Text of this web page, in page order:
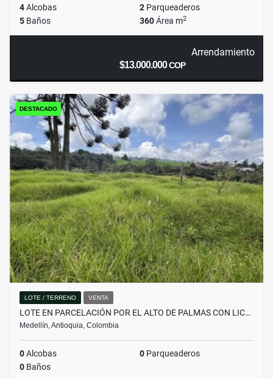
4Alcobas 2 Parqueaderos
5 Baños 360Área m2
Arrendamiento
$13.000.000COP
DESTACADO
LOTE / TERRENO VENTA
LOTE EN PARCELACIÓN POR EL ALTO DE PALMAS CON LIC…
Medellín, Antioquia, Colombia
0Alcobas 0 Parqueaderos
0 Baños